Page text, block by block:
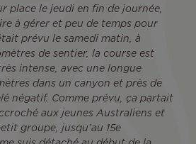
place le jeudi en fin de journée,
à gérer et peu de temps pour
prévu le samedi matin, à
de sentier, la course est
intense, avec une longue
dans un canyon et près de
négatif. Comme prévu, ça partait
aux jeunes Australiens et
groupe, jusqu’au 15e